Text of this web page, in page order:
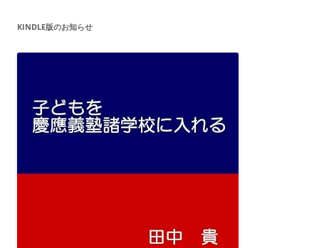
KINDLE版のお知らせ